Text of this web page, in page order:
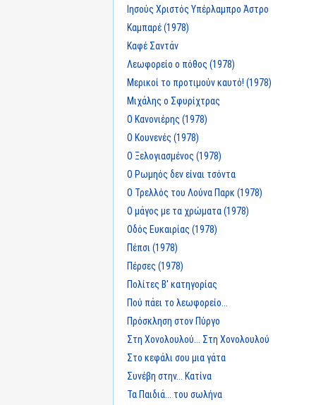
Ιησούς Χριστός Υπέρλαμπρο Άστρο
Καμπαρέ (1978)
Καφέ Σαντάν
Λεωφορείο ο πόθος (1978)
Μερικοί το προτιμούν καυτό! (1978)
Μιχάλης ο Σφυρίχτρας
Ο Κανονιέρης (1978)
Ο Κουνενές (1978)
Ο Ξελογιασμένος (1978)
Ο Ρωμηός δεν είναι τσόντα
Ο Τρελλός του Λούνα Παρκ (1978)
Ο μάγος με τα χρώματα (1978)
Οδός Ευκαιρίας (1978)
Πέπσι (1978)
Πέρσες (1978)
Πολίτες Β' κατηγορίας
Πού πάει το λεωφορείο...
Πρόσκληση στον Πύργο
Στη Χονολουλού... Στη Χονολουλού
Στο κεφάλι σου μια γάτα
Συνέβη στην... Κατίνα
Τα Παιδιά... του σωλήνα